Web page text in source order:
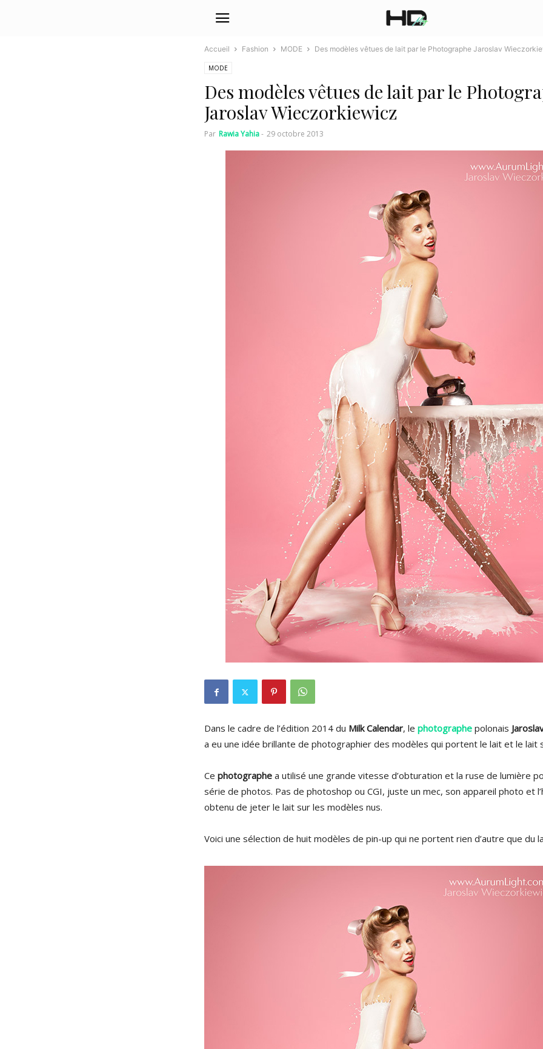
Accueil Fashion MODE Des modèles vêtues de lait par le Photographe Jaroslav
MODE
Des modèles vêtues de lait par le
Jaroslav Wieczorkiewicz
Par Rawia Yahia- 29 octobre 2013
Dans le cadre de l’édition 2014 du Milk Calendar, le photographe polonais
a eu une idée brillante de photographier des modèles qui portent le lait et le lait
Ce photographe a utilisé une grande vitesse d’obturation et la ruse de lumière
série de photos. Pas de photoshop ou CGI, juste un mec, son appareil photo et
obtenu de jeter le lait sur les modèles nus.
Voici une sélection de huit modèles de pin-up qui ne portent rien d’autre que du